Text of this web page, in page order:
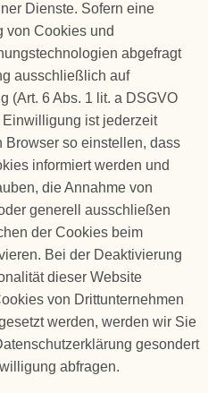
Dienste. Sofern eine
von Cookies und
abgefragt
ausschließlich auf
(Art. 6 Abs. 1 lit. a DSGVO
ist jederzeit
Browser so einstellen, dass
informiert werden und
die Annahme von
generell ausschließen
der Cookies beim
Bei der Deaktivierung
dieser Website
von Drittunternehmen
werden, werden wir Sie
gesondert
abfragen.